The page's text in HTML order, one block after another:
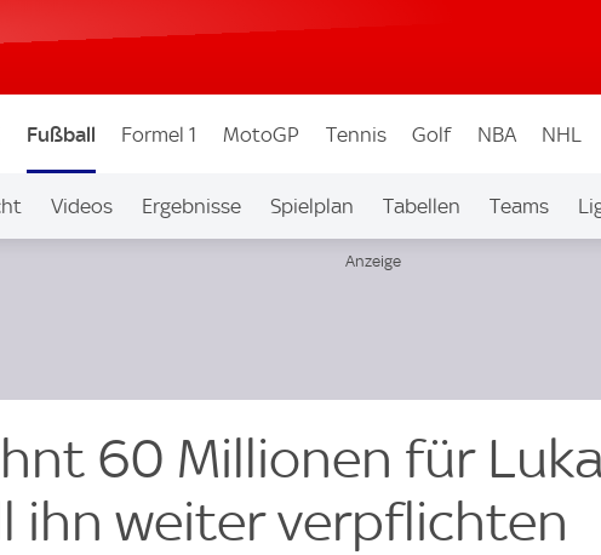
Fußball Formel 1 MotoGP Tennis Golf NBA NHL
Videos Ergebnisse Spielplan Tabellen Teams
60 Millionen für
ihn weiter verpflichten